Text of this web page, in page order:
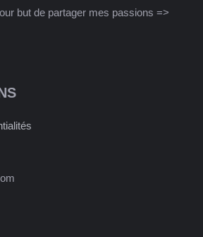
but de partager mes passions =>